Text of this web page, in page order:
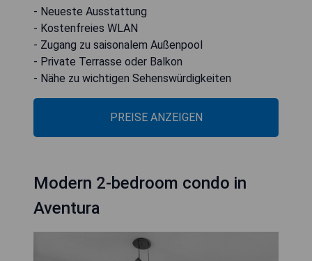
- Neueste Ausstattung
- Kostenfreies WLAN
- Zugang zu saisonalem Außenpool
- Private Terrasse oder Balkon
- Nähe zu wichtigen Sehenswürdigkeiten
PREISE ANZEIGEN
Modern 2-bedroom condo in
Aventura